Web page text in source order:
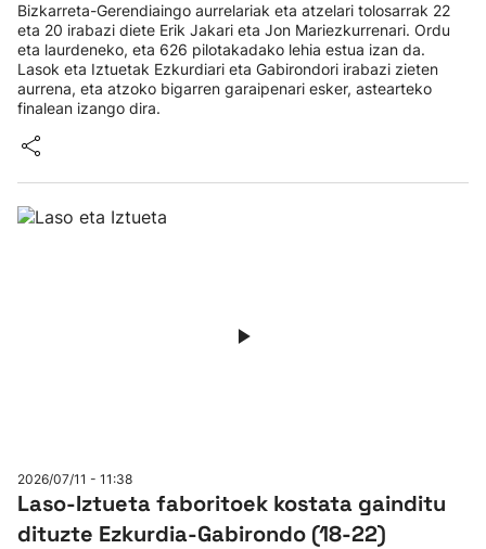
Bizkarreta-Gerendiaingo aurrelariak eta atzelari tolosarrak 22
eta 20 irabazi diete Erik Jakari eta Jon Mariezkurrenari. Ordu
eta laurdeneko, eta 626 pilotakadako lehia estua izan da.
Lasok eta Iztuetak Ezkurdiari eta Gabirondori irabazi zieten
aurrena, eta atzoko bigarren garaipenari esker, astearteko
finalean izango dira.
2026/07/11 - 11:38
Laso-Iztueta faboritoek kostata gainditu
dituzte Ezkurdia-Gabirondo (18-22)